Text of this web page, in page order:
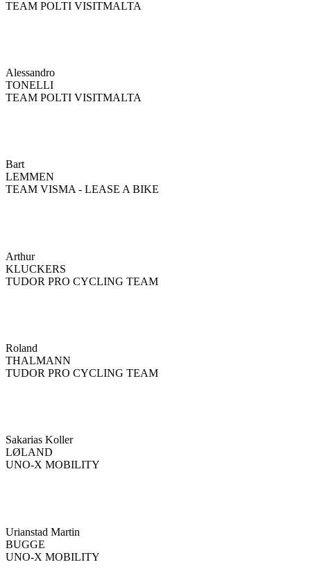
TEAM POLTI VISITMALTA
Alessandro
TONELLI
TEAM POLTI VISITMALTA
Bart
LEMMEN
TEAM VISMA - LEASE A BIKE
Arthur
KLUCKERS
TUDOR PRO CYCLING TEAM
Roland
THALMANN
TUDOR PRO CYCLING TEAM
Sakarias Koller
LØLAND
UNO-X MOBILITY
Urianstad Martin
BUGGE
UNO-X MOBILITY